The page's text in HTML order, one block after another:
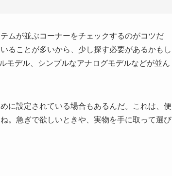
ムが並ぶコーナーをチェックするのがコツだ
ることが多いから、少し探す必要があるかもし
モデル、シンプルなアナログモデルなどが並ん
に設定されている場合もあるんだ。これは、便
。急ぎで欲しいときや、実物を手に取って選び